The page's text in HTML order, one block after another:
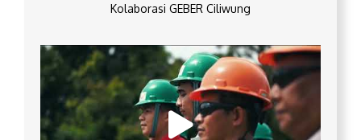
Kolaborasi GEBER Ciliwung